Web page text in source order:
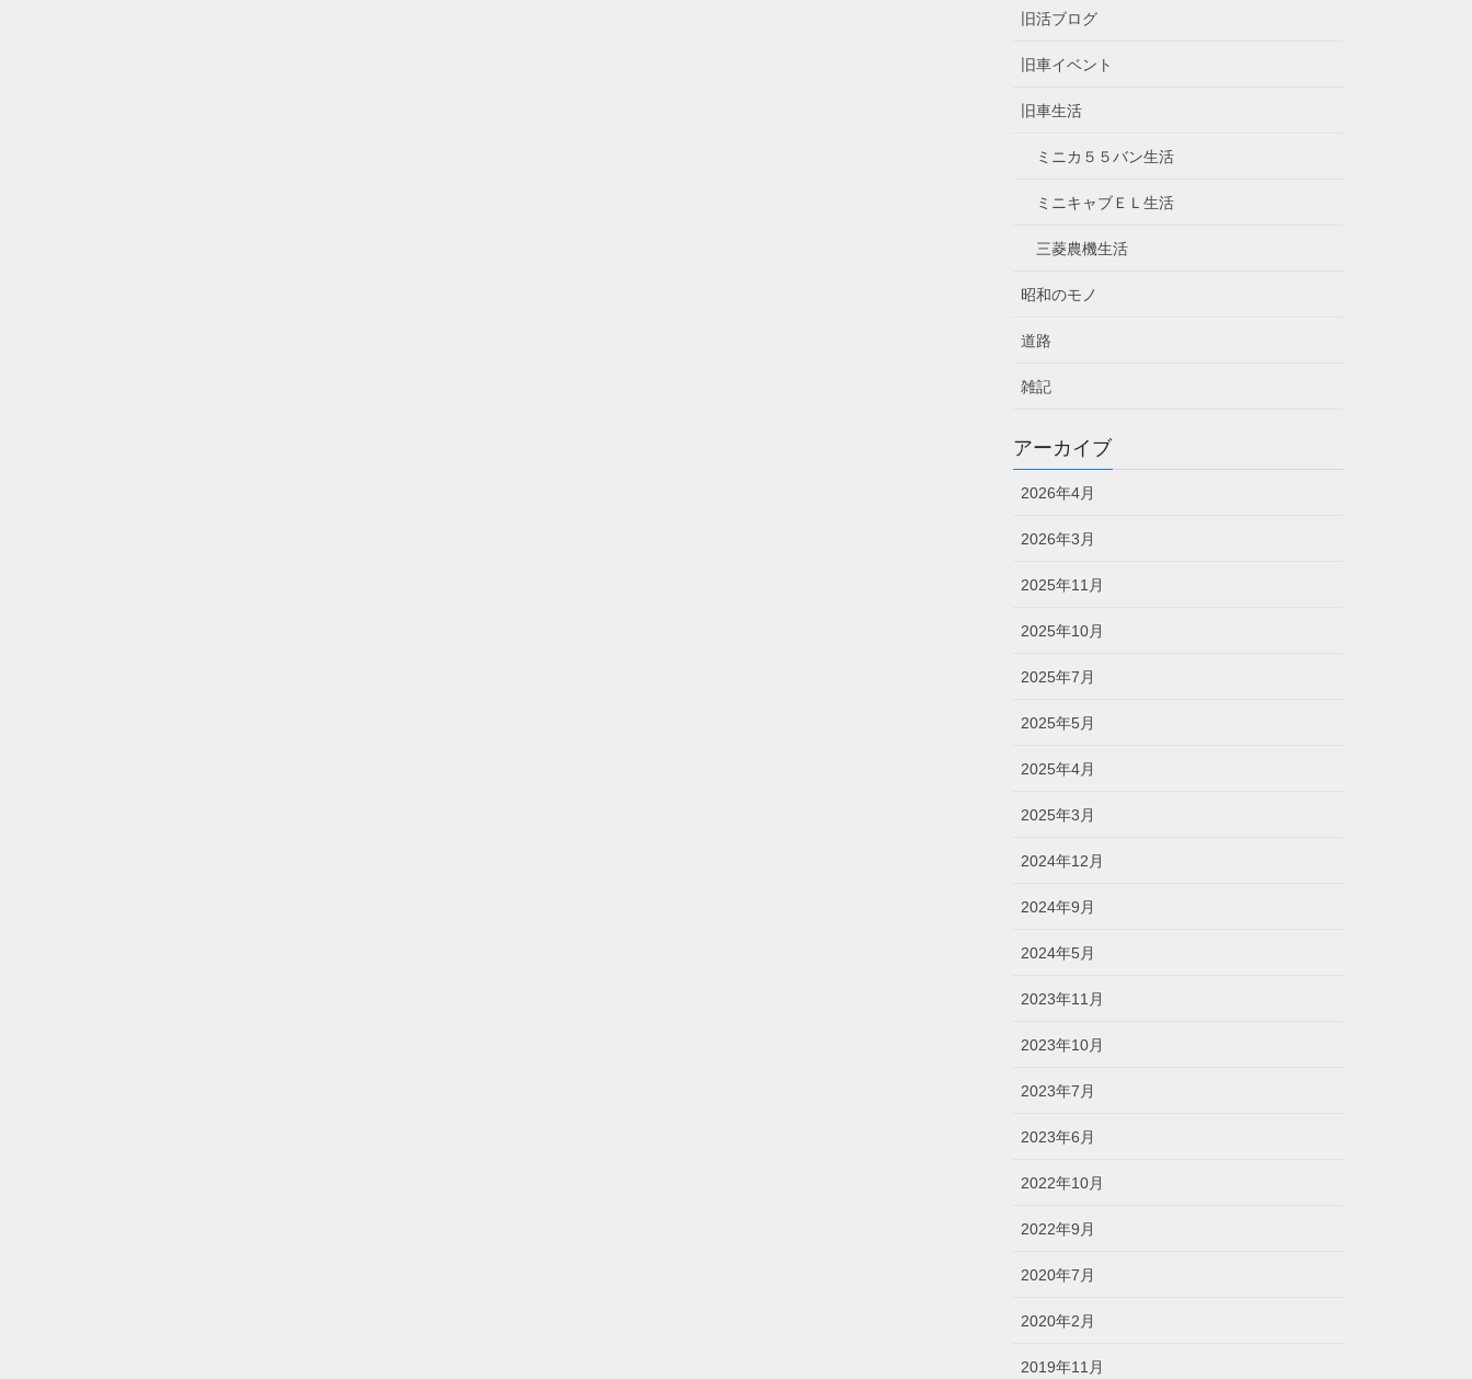
旧活ブログ
旧車イベント
旧車生活
ミニカ５５バン生活
ミニキャブＥＬ生活
三菱農機生活
昭和のモノ
道路
雑記
アーカイブ
2026年4月
2026年3月
2025年11月
2025年10月
2025年7月
2025年5月
2025年4月
2025年3月
2024年12月
2024年9月
2024年5月
2023年11月
2023年10月
2023年7月
2023年6月
2022年10月
2022年9月
2020年7月
2020年2月
2019年11月